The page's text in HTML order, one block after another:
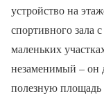
устройство на
спортивного зала
маленьких
незаменимый – он
полезную площадь